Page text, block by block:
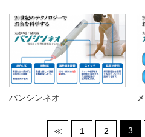
バンシンネオ
≪ 1 2 3